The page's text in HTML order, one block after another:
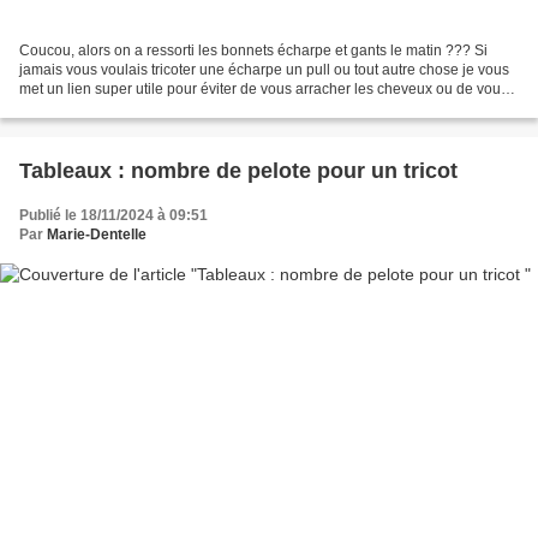
Coucou, alors on a ressorti les bonnets écharpe et gants le matin ??? Si
jamais vous voulais tricoter une écharpe un pull ou tout autre chose je vous
met un lien super utile pour éviter de vous arracher les cheveux ou de vous
Tableaux : nombre de pelote pour un tricot
Publié le 18/11/2024 à 09:51
Par Marie-Dentelle